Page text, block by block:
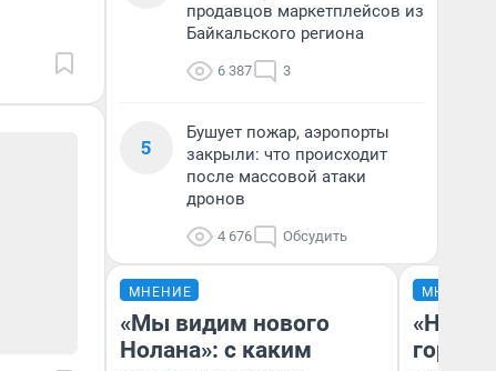
продавцов маркетплейсов из
Байкальского региона
6 387 3
5
Бушует пожар, аэропорты
закрыли: что происходит
после массовой атаки
дронов
4 676 Обсудить
МНЕНИЕ
«Мы видим нового
Нолана»: с каким
МНЕНИЕ
«Нет